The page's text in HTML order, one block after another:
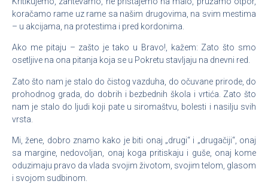
koračamo rame uz rame sa našim drugovima, na svim mestima
– u akcijama, na protestima i pred kordonima.
Ako me pitaju – zašto je tako u Bravo!, kažem: Zato što smo
osetljive na ona pitanja koja se u Pokretu stavljaju na dnevni red.
Zato što nam je stalo do čistog vazduha, do očuvane prirode, do
prohodnog grada, do dobrih i bezbednih škola i vrtića. Zato što
nam je stalo do ljudi koji pate u siromaštvu, bolesti i nasilju svih
vrsta.
Mi, žene, dobro znamo kako je biti onaj „drugi“ i „drugačiji“, onaj
sa margine, nedovoljan, onaj koga pritiskaju i guše, onaj kome
oduzimaju pravo da vlada svojim životom, svojim telom, glasom
i svojom sudbinom.